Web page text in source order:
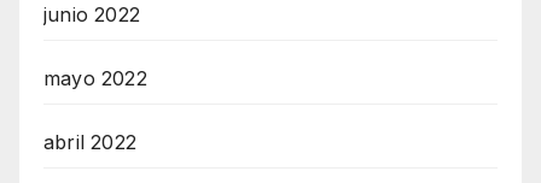
junio 2022
mayo 2022
abril 2022